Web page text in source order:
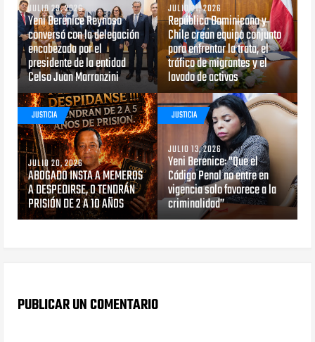
JULIO 29, 2026
Yeni Berenice Reynoso
conversó con la delegación
encabezada por el
presidente de la entidad
Celso Juan Marranzini
JULIO 21, 2026
República Dominicana y
Chile crean equipo conjunto
para enfrentar la trata, el
tráfico de migrantes y el
lavado de activos
JUSTICIA
JULIO 20, 2026
ABOGADO INSTA A MEMEROS
A DESPEDIRSE, O TENDRÁN
PRISIÓN DE 2 A 10 AÑOS
JUSTICIA
JULIO 13, 2026
Yeni Berenice: "Que el
Código Penal no entre en
vigencia solo favorece a la
criminalidad”
PUBLICAR UN COMENTARIO